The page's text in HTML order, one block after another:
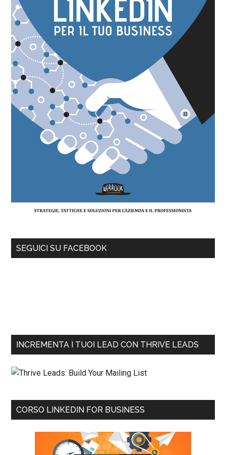
SEGUICI SU FACEBOOK
INCREMENTA I TUOI LEAD CON THRIVE LEADS
CORSO LINKEDIN FOR BUSINESS